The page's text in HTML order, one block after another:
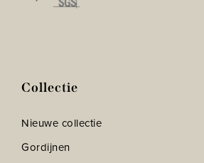
Collectie
Nieuwe collectie
Gordijnen